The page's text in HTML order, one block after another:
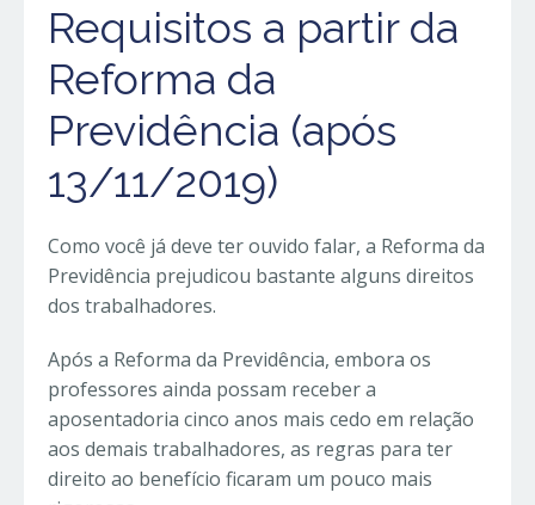
Requisitos a partir da
Reforma da
Previdência (após
13/11/2019)
Como você já deve ter ouvido falar, a Reforma da
Previdência prejudicou bastante alguns direitos
dos trabalhadores.
Após a Reforma da Previdência, embora os
professores ainda possam receber a
aposentadoria cinco anos mais cedo em relação
aos demais trabalhadores, as regras para ter
direito ao benefício ficaram um pouco mais